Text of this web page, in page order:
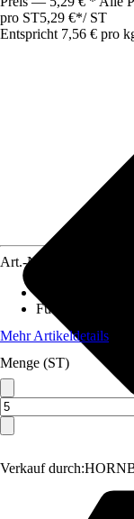
pro ST5,29 €*/ ST
Entspricht 7,56 € pro
Verkauf durch:
Art.-Nr.
Futtermittelart
Mehr Artikeldetails
Menge (ST)